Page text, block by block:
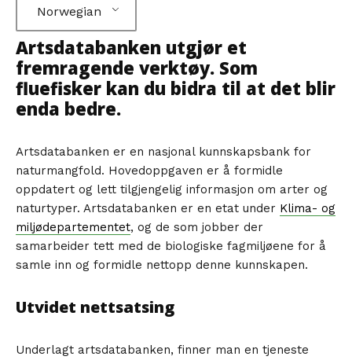
Norwegian
Artsdatabanken utgjør et
fremragende verktøy. Som
fluefisker kan du bidra til at det blir
enda bedre.
Artsdatabanken er en nasjonal kunnskapsbank for
naturmangfold. Hovedoppgaven er å formidle
oppdatert og lett tilgjengelig informasjon om arter og
naturtyper. Artsdatabanken er en etat under Klima- og
miljødepartementet, og de som jobber der
samarbeider tett med de biologiske fagmiljøene for å
samle inn og formidle nettopp denne kunnskapen.
Utvidet nettsatsing
Underlagt artsdatabanken, finner man en tjeneste